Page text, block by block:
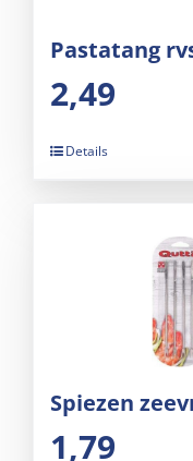
Pastatang
2,49
Details
Spiezen
1,79